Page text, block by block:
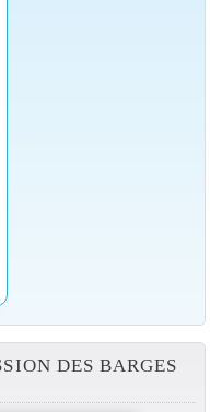
DES BARGES